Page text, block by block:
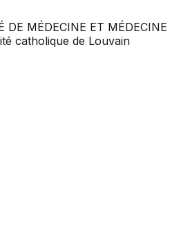
DE MÉDECINE ET MÉDECINE
catholique de Louvain